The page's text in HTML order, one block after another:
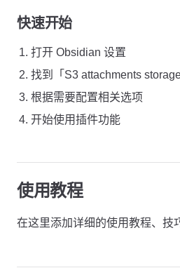
快速开始
打开 Obsidian 设置
找到「S3 attachments
根据需要配置相关选项
开始使用插件功能
使用教程
在这里添加详细的使用教程、技